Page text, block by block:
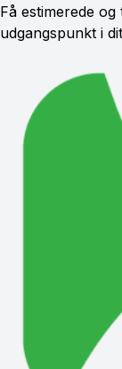
Få estimerede
udgangspunkt i